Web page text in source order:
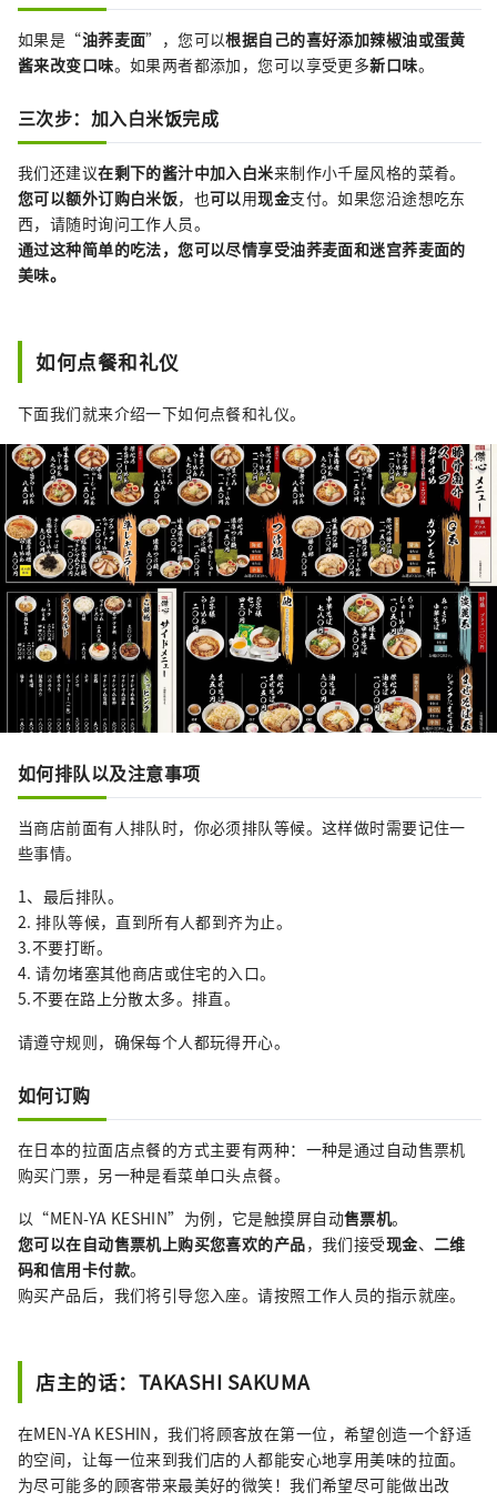
如果是“油荞麦面”，您可以根据自己的喜好添加辣椒油或蛋黄
酱来改变口味。如果两者都添加，您可以享受更多新口味。
三次步：加入白米饭完成
我们还建议在剩下的酱汁中加入白米来制作小千屋风格的菜肴。
您可以额外订购白米饭，也可以用现金支付。如果您沿途想吃东
西，请随时询问工作人员。
通过这种简单的吃法，您可以尽情享受油荞麦面和迷宫荞麦面的
美味。
如何点餐和礼仪
下面我们就来介绍一下如何点餐和礼仪。
如何排队以及注意事项
当商店前面有人排队时，你必须排队等候。这样做时需要记住一
些事情。
1、最后排队。
2. 排队等候，直到所有人都到齐为止。
3.不要打断。
4. 请勿堵塞其他商店或住宅的入口。
5.不要在路上分散太多。排直。
请遵守规则，确保每个人都玩得开心。
如何订购
在日本的拉面店点餐的方式主要有两种：一种是通过自动售票机
购买门票，另一种是看菜单口头点餐。
以“MEN-YA KESHIN”为例，它是触摸屏自动售票机。
您可以在自动售票机上购买您喜欢的产品，我们接受现金、 二维
码和信用卡付款。
购买产品后，我们将引导您入座。请按照工作人员的指示就座。
店主的话：TAKASHI SAKUMA
在MEN-YA KESHIN，我们将顾客放在第一位，希望创造一个舒适
的空间，让每一位来到我们店的人都能安心地享用美味的拉面。
为尽可能多的顾客带来最美好的微笑！我们希望尽可能做出改